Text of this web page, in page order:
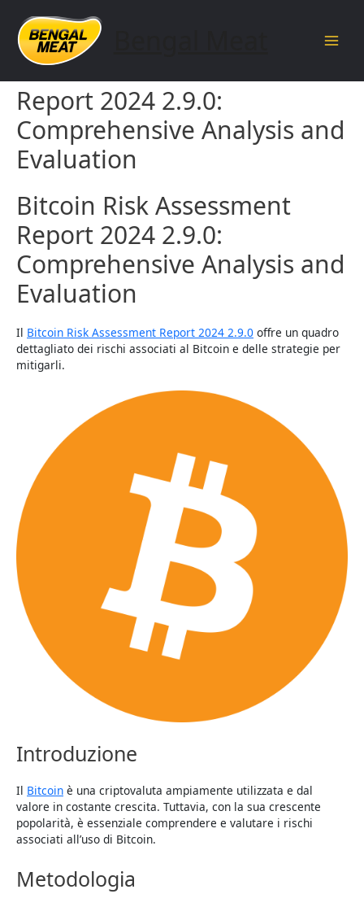
content
Bitcoin Risk Assessment
Report 2024 2.9.0:
Comprehensive Analysis and
Evaluation
Bitcoin Risk Assessment
Report 2024 2.9.0:
Comprehensive Analysis and
Evaluation
Il Bitcoin Risk Assessment Report 2024 2.9.0 offre un quadro
dettagliato dei rischi associati al Bitcoin e delle strategie per
mitigarli.
Introduzione
Il Bitcoin è una criptovaluta ampiamente utilizzata e dal
valore in costante crescita. Tuttavia, con la sua crescente
popolarità, è essenziale comprendere e valutare i rischi
associati all’uso di Bitcoin.
Metodologia